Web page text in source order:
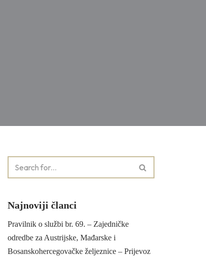
Najnoviji članci
Pravilnik o službi br. 69. – Zajedničke
odredbe za Austrijske, Mađarske i
Bosanskohercegovačke željeznice – Prijevoz